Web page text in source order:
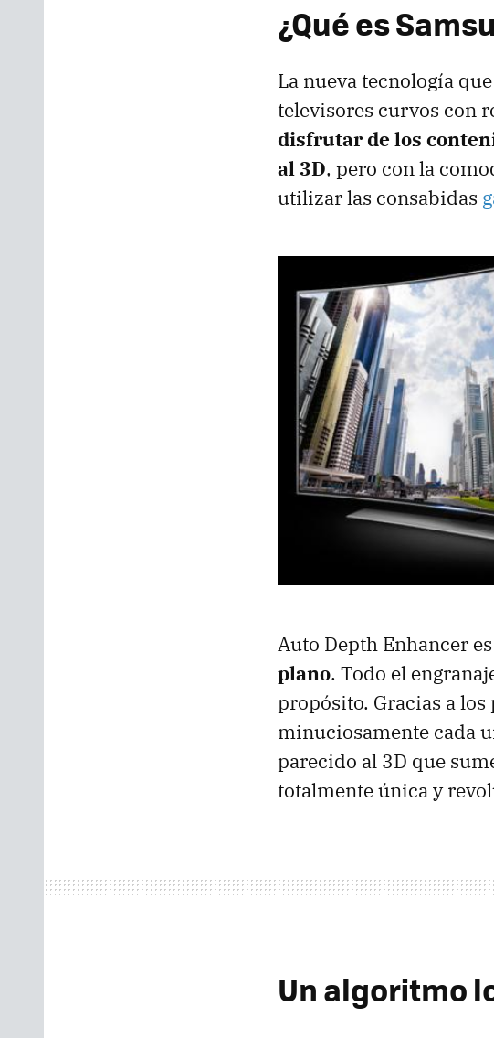
¿Qué es
La nueva tecnología
televisores curvos con
disfrutar de los
al 3D, pero con la
utilizar las consabidas
Auto Depth Enhancer
plano. Todo el
propósito. Gracias a los
minuciosamente cada
parecido al 3D que
totalmente única y
Un algoritmo